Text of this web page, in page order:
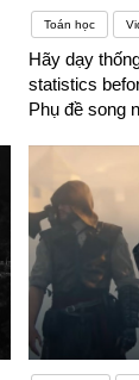
Toán học
Hãy dạy
statistics
Phụ đề song